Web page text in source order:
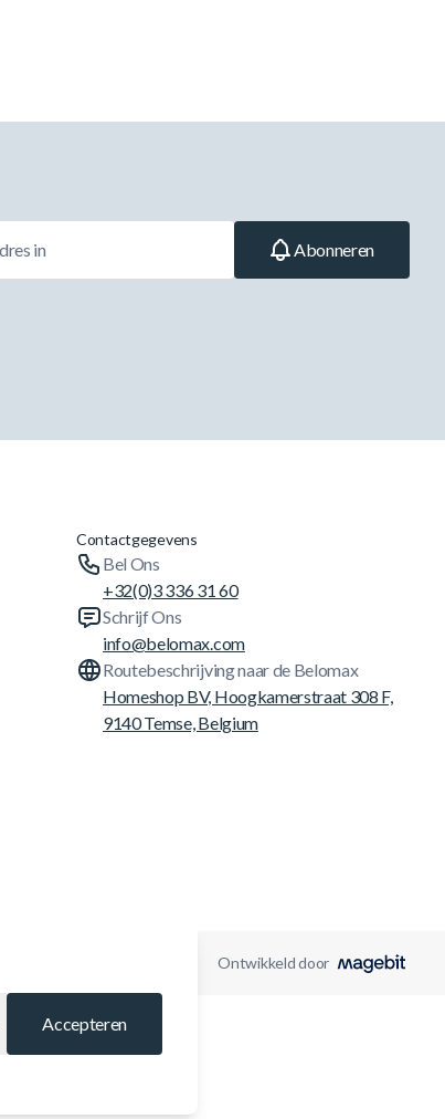
Accepteren
Abonneren
Contactgegevens
Bel Ons
+32(0)3 336 31 60
Schrijf Ons
info@belomax.com
Routebeschrijving naar de Belomax
Homeshop BV, Hoogkamerstraat 308 F,
9140 Temse, Belgium
Ontwikkeld door